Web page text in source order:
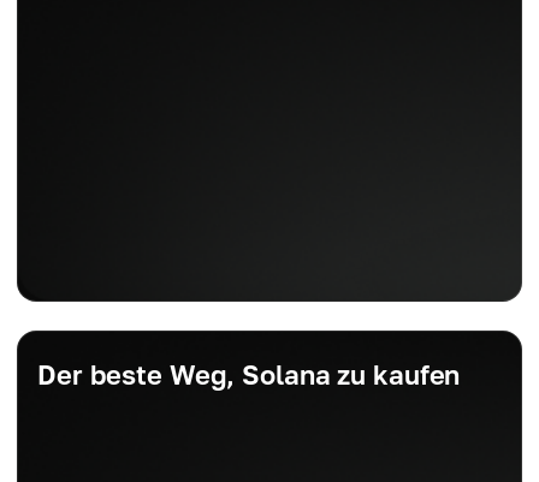
Der beste Weg, Solana zu kaufen